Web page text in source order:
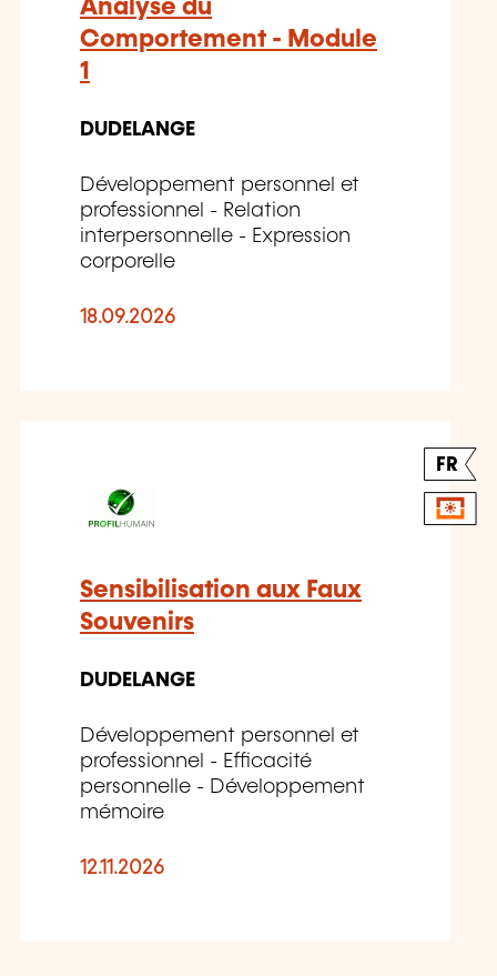
Analyse du
Comportement - Module
1
DUDELANGE
Développement personnel et
professionnel - Relation
interpersonnelle - Expression
corporelle
18.09.2026
FR
Sensibilisation aux Faux
Souvenirs
DUDELANGE
Développement personnel et
professionnel - Efficacité
personnelle - Développement
mémoire
12.11.2026